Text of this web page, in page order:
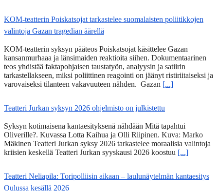
KOM-teatterin Poiskatsojat tarkastelee suomalaisten poliitikkojen
valintoja Gazan tragedian äärellä
KOM-teatterin syksyn pääteos Poiskatsojat käsittelee Gazan
kansanmurhaaa ja länsimaiden reaktioita siihen. Dokumentaarinen
teos yhdistää faktapohjaisen taustatyön, analyysin ja satiirin
tarkastellakseen, miksi poliittinen reagointi on jäänyt ristiriitaiseksi ja
varovaiseksi tilanteen vakavuuteen nähden. Gazan [...]
Teatteri Jurkan syksyn 2026 ohjelmisto on julkistettu
Syksyn kotimaisena kantaesityksenä nähdään Mitä tapahtui
Oliverille?. Kuvassa Lotta Kaihua ja Olli Riipinen. Kuva: Marko
Mäkinen Teatteri Jurkan syksy 2026 tarkastelee moraalisia valintoja
kriisien keskellä Teatteri Jurkan syyskausi 2026 koostuu [...]
Teatteri Neliapila: Toripolliisin aikaan – laulunäytelmän kantaesitys
Oulussa kesällä 2026